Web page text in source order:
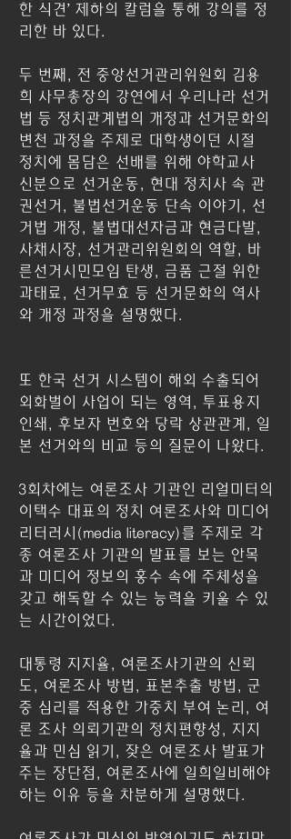
한 식견’ 제하의 칼럼을 통해 강의를 정
리한 바 있다.
두 번째, 전 중앙선거관리위원회 김용
희 사무총장의 강연에서 우리나라 선거
법 등 정치관계법의 개정과 선거문화의
변천 과정을 주제로 대학생이던 시절
정치에 몸담은 선배를 위해 야학교사
신분으로 선거운동, 현대 정치사 속 관
권선거, 불법선거운동 단속 이야기, 선
거법 개정, 불법대선자금과 현금다발,
사채시장, 선거관리위원회의 역할, 바
른선거시민모임 탄생, 금품 근절 위한
과태료, 선거무효 등 선거문화의 역사
와 개정 과정을 설명했다.
또 한국 선거 시스템이 해외 수출되어
외화벌이 사업이 되는 영역, 투표용지
인쇄, 후보자 번호와 당락 상관관계, 일
본 선거와의 비교 등의 질문이 나왔다.
3회차에는 여론조사 기관인 리얼미터의
이택수 대표의 정치 여론조사와 미디어
리터러시(media literacy)를 주제로 각
종 여론조사 기관의 발표를 보는 안목
과 미디어 정보의 홍수 속에 주체성을
갖고 해독할 수 있는 능력을 키울 수 있
는 시간이었다.
대통령 지지율, 여론조사기관의 신뢰
도, 여론조사 방법, 표본추출 방법, 군
중 심리를 적용한 가중치 부여 논리, 여
론 조사 의뢰기관의 정치편향성, 지지
율과 민심 읽기, 잦은 여론조사 발표가
주는 장단점, 여론조사에 일희일비해야
하는 이유 등을 차분하게 설명했다.